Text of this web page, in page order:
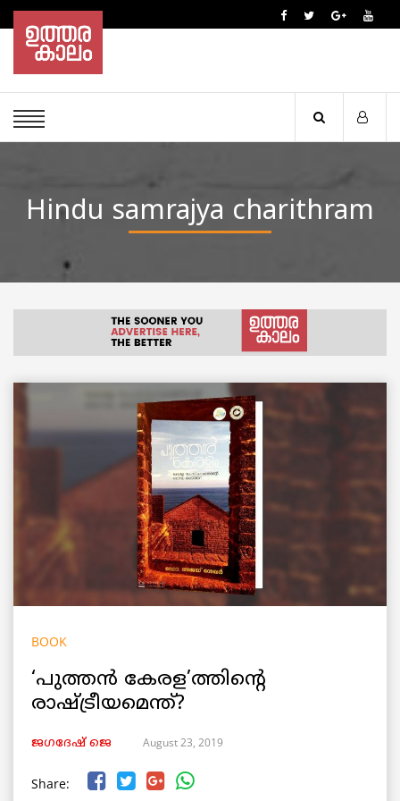
Hindu samrajya charithram
BOOK
‘പുത്തൻ കേരള’ത്തിന്റെ
രാഷ്ട്രീയമെന്ത്?
ജഗദേഷ് ജെ August 23, 2019
Share: